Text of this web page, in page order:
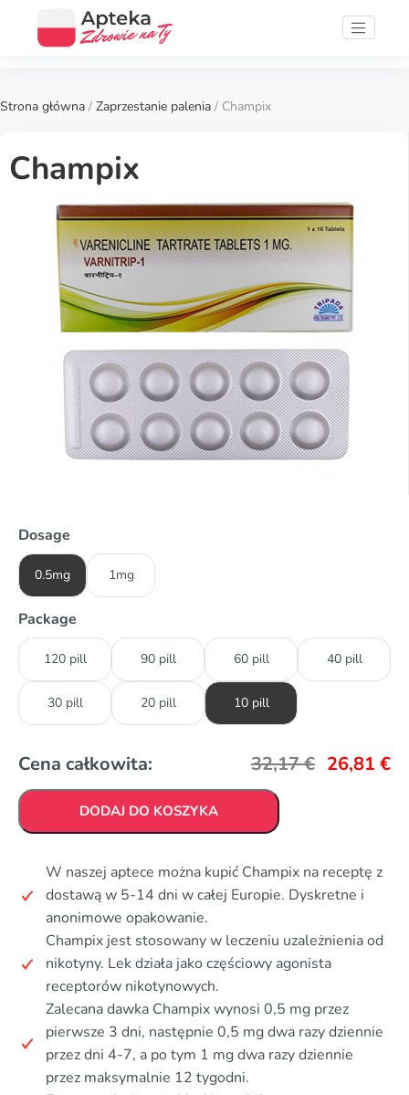
Strona główna / Zaprzestanie palenia / Champix
Champix
Dosage
0.5mg 1mg
Package
120 pill 90 pill 60 pill 40 pill
30 pill 20 pill 10 pill
Cena całkowita: 32,17€ 26,81 €
DODAJ DO KOSZYKA
W naszej aptece można kupić Champix na receptę z
dostawą w 5-14 dni w całej Europie. Dyskretne i
anonimowe opakowanie.
Champix jest stosowany w leczeniu uzależnienia od
nikotyny. Lek działa jako częściowy agonista
receptorów nikotynowych.
Zalecana dawka Champix wynosi 0,5 mg przez
pierwsze 3 dni, następnie 0,5 mg dwa razy dziennie
przez dni 4-7, a po tym 1 mg dwa razy dziennie
przez maksymalnie 12 tygodni.